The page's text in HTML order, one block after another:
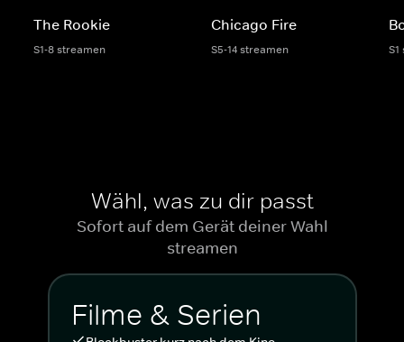
The Rookie
S1-8 streamen
Chicago Fire
S5-14 streamen
Wähl, was zu dir passt
Sofort auf dem Gerät deiner Wahl
streamen
Filme & Serien